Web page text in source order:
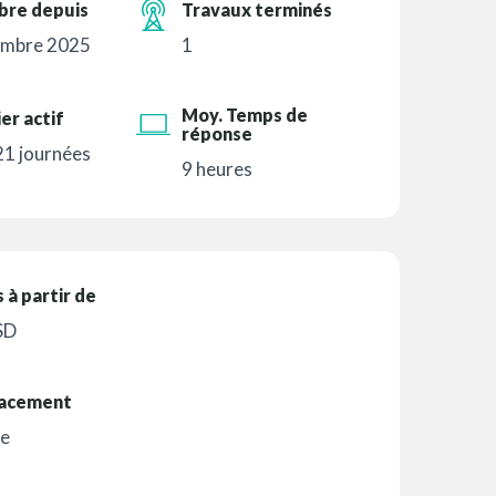
depuis
2025
Travaux terminés
1
actif
journées
Moy. Temps de
réponse
9 heures
à partir de